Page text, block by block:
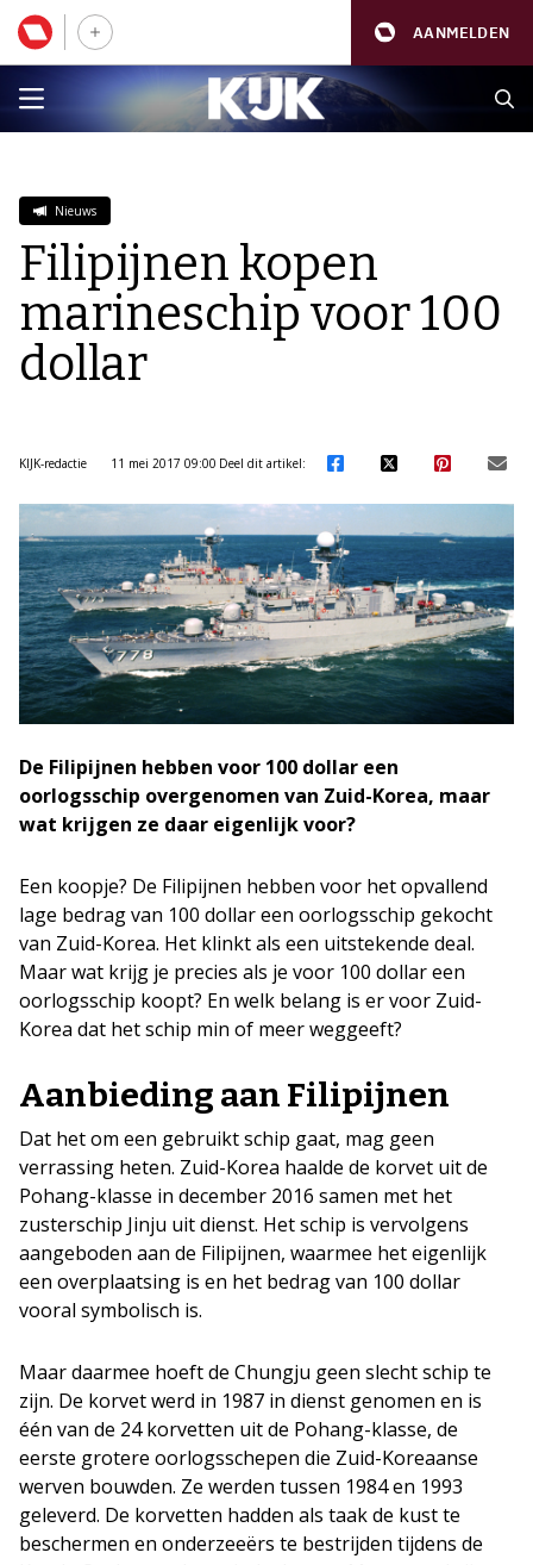
AANMELDEN
Nieuws
Filipijnen kopen
marineschip voor 100
dollar
KIJK-redactie 11 mei 2017 09:00 Deel dit artikel:
De Filipijnen hebben voor 100 dollar een
oorlogsschip overgenomen van Zuid-Korea, maar
wat krijgen ze daar eigenlijk voor?
Een koopje? De Filipijnen hebben voor het opvallend
lage bedrag van 100 dollar een oorlogsschip gekocht
van Zuid-Korea. Het klinkt als een uitstekende deal.
Maar wat krijg je precies als je voor 100 dollar een
oorlogsschip koopt? En welk belang is er voor Zuid-
Korea dat het schip min of meer weggeeft?
Aanbieding aan Filipijnen
Dat het om een gebruikt schip gaat, mag geen
verrassing heten. Zuid-Korea haalde de korvet uit de
Pohang-klasse in december 2016 samen met het
zusterschip Jinju uit dienst. Het schip is vervolgens
aangeboden aan de Filipijnen, waarmee het eigenlijk
een overplaatsing is en het bedrag van 100 dollar
vooral symbolisch is.
Maar daarmee hoeft de Chungju geen slecht schip te
zijn. De korvet werd in 1987 in dienst genomen en is
één van de 24 korvetten uit de Pohang-klasse, de
eerste grotere oorlogsschepen die Zuid-Koreaanse
werven bouwden. Ze werden tussen 1984 en 1993
geleverd. De korvetten hadden als taak de kust te
beschermen en onderzeeërs te bestrijden tijdens de